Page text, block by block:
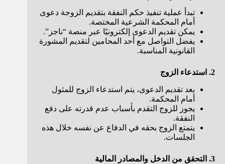
تبدأ عملية تنفيذ حكم النفقة بتقديم الزوجة دعوى
أمام المحكمة الشرعية المختصة.
يمكن تقديم الدعوى إلكترونيًا عبر منصة “ناجز”.
يفضل التواصل مع أحد المحامين لتقديم المشورة
القانونية المناسبة.
2. استدعاء الزوج
بعد تقديم الدعوى، يتم استدعاء الزوج للمثول
أمام المحكمة.
يجوز للزوج التقدم بأسباب عدم قدرته على دفع
النفقة.
يتمتع الزوج بحقه في الدفاع عن نفسه خلال هذه
الجلسات.
3. التحقق من الدخل والمصادر المالية